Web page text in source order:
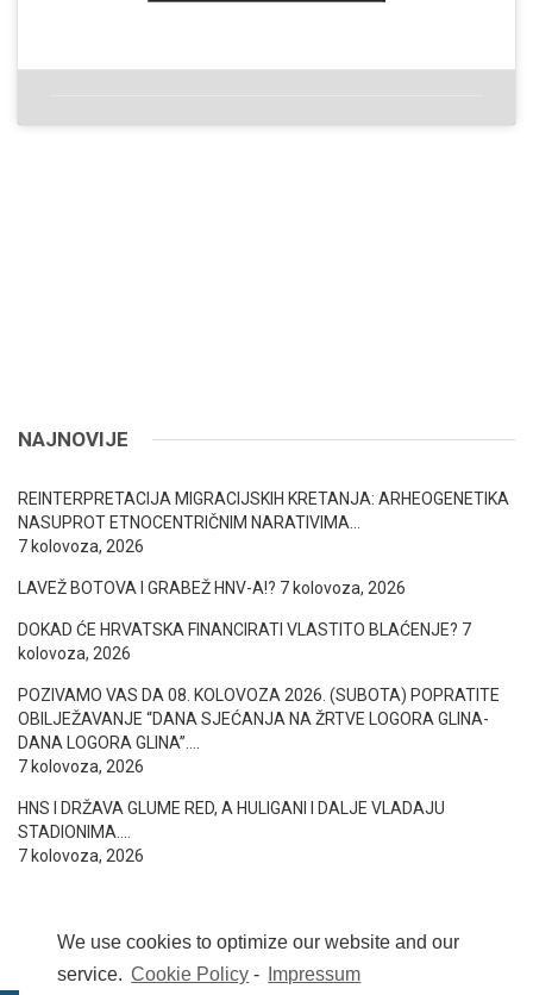
We use cookies to optimize our website and our
service. Cookie Policy - Impressum
NAJNOVIJE
REINTERPRETACIJA MIGRACIJSKIH KRETANJA: ARHEOGENETIKA
NASUPROT ETNOCENTRIČNIM NARATIVIMA…
7 kolovoza, 2026
LAVEŽ BOTOVA I GRABEŽ HNV-A!? 7 kolovoza, 2026
DOKAD ĆE HRVATSKA FINANCIRATI VLASTITO BLAĆENJE? 7
kolovoza, 2026
POZIVAMO VAS DA 08. KOLOVOZA 2026. (SUBOTA) POPRATITE
OBILJEŽAVANJE “DANA SJEĆANJA NA ŽRTVE LOGORA GLINA-
DANA LOGORA GLINA”….
7 kolovoza, 2026
HNS I DRŽAVA GLUME RED, A HULIGANI I DALJE VLADAJU
STADIONIMA….
7 kolovoza, 2026